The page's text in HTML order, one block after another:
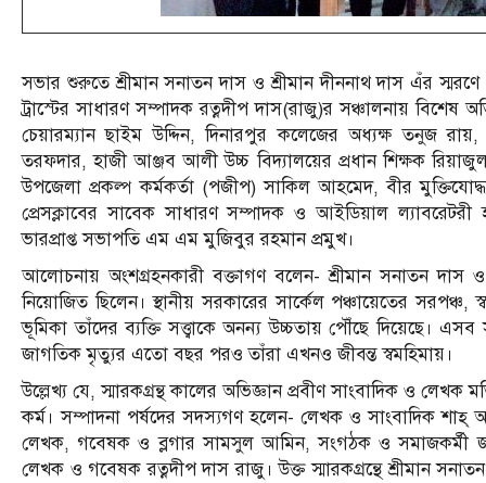
সভার শুরুতে শ্রীমান সনাতন দাস ও শ্রীমান দীননাথ দাস এঁর
ট্রাস্টের সাধারণ সম্পাদক রত্নদীপ দাস(রাজু)র সঞ্চালনায়
চেয়ারম্যান ছাইম উদ্দিন, দিনারপুর কলেজের অধ্যক্ষ তনুজ
তরফদার, হাজী আঞ্জব আলী উচ্চ বিদ্যালয়ের প্রধান শিক্ষক
উপজেলা প্রকল্প কর্মকর্তা (পজীপ) সাকিল আহমেদ, বীর মুক্তিযোদ্ধা
প্রেসক্লাবের সাবেক সাধারণ সম্পাদক ও আইডিয়াল
ভারপ্রাপ্ত সভাপতি এম এম মুজিবুর রহমান প্রমুখ।
আলোচনায় অংশগ্রহনকারী বক্তাগণ বলেন- শ্রীমান সনাতন দাস
নিয়োজিত ছিলেন। স্থানীয় সরকারের সার্কেল পঞ্চায়েতের
ভূমিকা তাঁদের ব্যক্তি সত্ত্বাকে অনন্য উচ্চতায় পৌঁছে দিয়েছে।
জাগতিক মৃত্যুর এতো বছর পরও তাঁরা এখনও জীবন্ত স্বমহিমায়।
উল্লেখ্য যে, স্মারকগ্রন্থ কালের অভিজ্ঞান প্রবীণ সাংবাদিক ও লেখক
কর্ম। সম্পাদনা পর্ষদের সদস্যগণ হলেন- লেখক ও সাংবাদিক
লেখক, গবেষক ও ব্লগার সামসুল আমিন, সংগঠক ও সমাজকর্মী
লেখক ও গবেষক রত্নদীপ দাস রাজু। উক্ত স্মারকগ্রন্থে শ্রীমান